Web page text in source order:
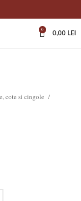
0
0,00 LEI
cote si cingole